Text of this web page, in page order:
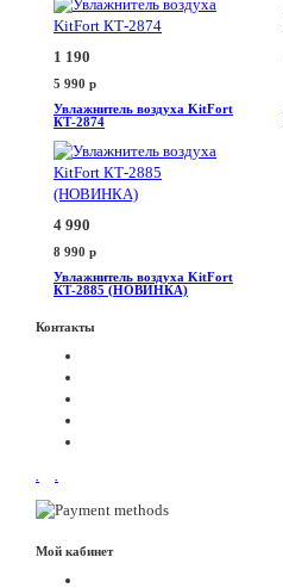
1 190
5 990 p
Увлажнитель воздуха KitFort
КТ-2874
4 990
8 990 p
Увлажнитель воздуха KitFort
КТ-2885 (НОВИНКА)
Контакты
. .
Мой кабинет